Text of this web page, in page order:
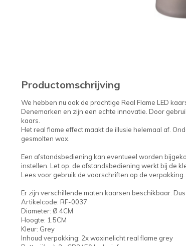
Productomschrijving
We hebben nu ook de prachtige Real Flame LED
Denemarken en zijn een echte innovatie. Door
kaars.
Het real flame effect maakt de illusie helemaal af.
gesmolten wax.
Een afstandsbediening kan eventueel worden
instellen. Let op. de afstandsbediening werkt bij de
Lees voor gebruik de voorschriften op de verpakking.
Er zijn verschillende maten kaarsen beschikbaar.
Artikelcode: RF-0037
Diameter: Ø 4CM
Hoogte: 1.5CM
Kleur: Grey
Inhoud verpakking: 2x waxinelicht real flame grey